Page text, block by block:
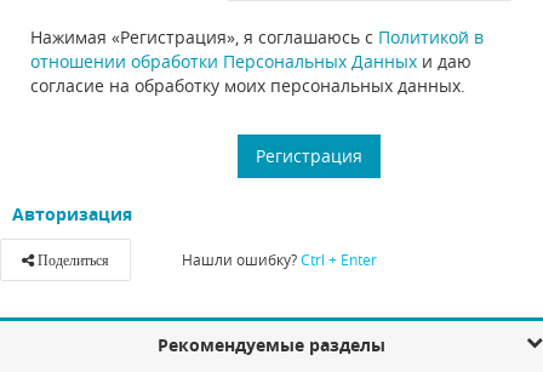
Нажимая «Регистрация», я соглашаюсь с Политикой в
отношении обработки Персональных Данных и даю
согласие на обработку моих персональных данных.
Авторизация
Поделиться Нашли ошибку?Ctrl + Enter
Рекомендуемые разделы